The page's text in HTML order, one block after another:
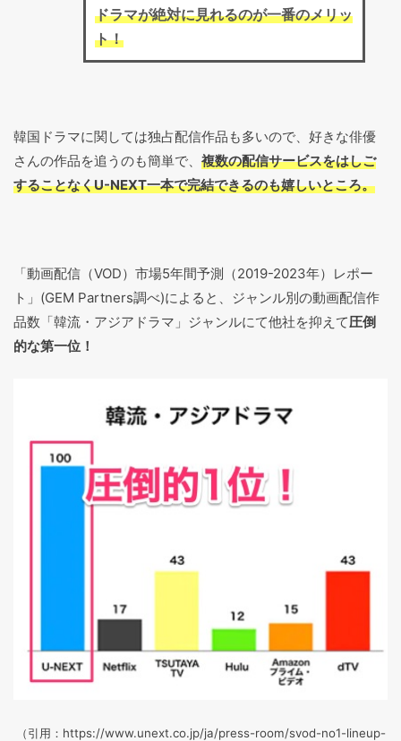
ドラマが絶対に見れるのが一番のメリッ
ト！
韓国ドラマに関しては独占配信作品も多いので、好きな俳優
さんの作品を追うのも簡単で、 複数の配信サービスをはしご
することなくU-NEXT一本で完結できるのも嬉しいところ。
「動画配信（VOD）市場5年間予測（2019-2023年）レポー
ト」(GEM Partners調べ)によると、ジャンル別の動画配信作
品数「韓流・アジアドラマ」ジャンルにて他社を抑えて圧倒
的な第一位！
（引用：https://www.unext.co.jp/ja/press-room/svod-no1-lineup-